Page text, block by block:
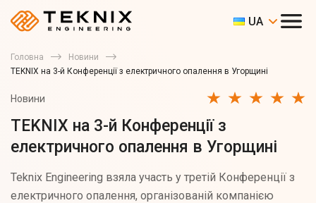
UA
Головна
Новини
TEKNIX на 3-й Конференції з електричного опалення в Угорщині
Новини
TEKNIX на 3-й Конференції з
електричного опалення в Угорщині
Teknix Engineering взяла участь у третій Конференції з
електричного опалення, організованій компанією